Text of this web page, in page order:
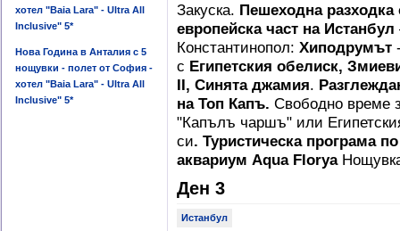
хотел "Baia Lara" - Ultra All
Inclusive" 5*
Нова Година в Анталия с 5
нощувки - полет от София -
хотел "Baia Lara" - Ultra All
Inclusive" 5*
Закуска. Пешеходна разходка
европейска част на Истанбул
Константинопол: Хиподрумът
с Египетския обелиск,
II, Синята джамия.
на Топ Капъ. Свободно време
"Капълъ чаршъ" или
си. Туристическа програма
аквариум Aqua Florya
Ден 3
Истанбул